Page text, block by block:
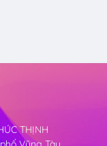
THỊNH